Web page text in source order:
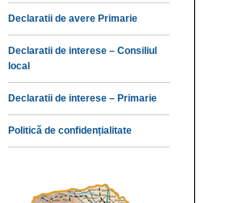
Declaratii de avere Primarie
Declaratii de interese – Consiliul
local
Declaratii de interese – Primarie
Politică de confidențialitate